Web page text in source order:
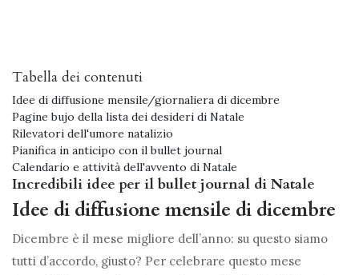
Tabella dei contenuti
Idee di diffusione mensile/giornaliera di dicembre
Pagine bujo della lista dei desideri di Natale
Rilevatori dell'umore natalizio
Pianifica in anticipo con il bullet journal
Calendario e attività dell'avvento di Natale
Incredibili idee per il bullet journal di Natale
Idee di diffusione mensile di dicembre
Dicembre è il mese migliore dell’anno: su questo siamo
tutti d’accordo, giusto? Per celebrare questo mese